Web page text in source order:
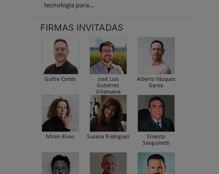
tecnología para…
FIRMAS INVITADAS
Guifre Cortés
José Luis
Gutiérrez
Villanueva
Alberto Vázquez
Garea
Miren Rivas Susana Rodriguez
Ernesto
Sanguinetti